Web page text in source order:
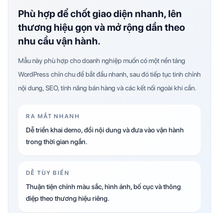
Phù hợp để chốt giao diện nhanh, lên
thương hiệu gọn và mở rộng dần theo
nhu cầu vận hành.
Mẫu này phù hợp cho doanh nghiệp muốn có một nền tảng
WordPress chỉn chu để bắt đầu nhanh, sau đó tiếp tục tinh chỉnh
nội dung, SEO, tính năng bán hàng và các kết nối ngoài khi cần.
RA MẮT NHANH
Dễ triển khai demo, đổi nội dung và đưa vào vận hành
trong thời gian ngắn.
DỄ TÙY BIẾN
Thuận tiện chỉnh màu sắc, hình ảnh, bố cục và thông
điệp theo thương hiệu riêng.